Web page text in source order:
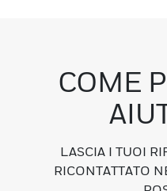
COME
LASCIA I TUOI
RICONTATTATO